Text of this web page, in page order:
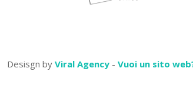
Desisgn by Viral Agency - Vuoi un sito